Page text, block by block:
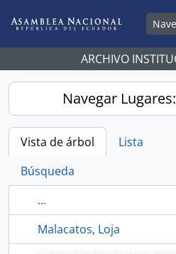
ARCHIVO
Navegar Lugares:
Vista de árbol
Lista
Búsqueda
...
Malacatos, Loja